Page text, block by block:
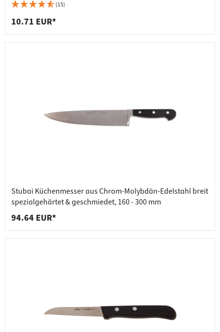
(15)
10.71 EUR*
Stubai Küchenmesser aus Chrom-Molybdän-Edelstahl breit
spezialgehärtet & geschmiedet, 160 - 300 mm
94.64 EUR*